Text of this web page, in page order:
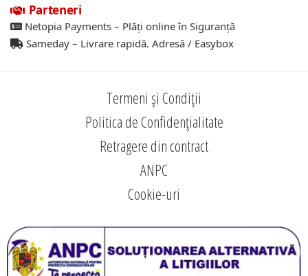
Parteneri
Netopia Payments – Plăți online în Siguranță
Sameday – Livrare rapidă. Adresă / Easybox
Termeni și Condiții
Politica de Confidențialitate
Retragere din contract
ANPC
Cookie-uri